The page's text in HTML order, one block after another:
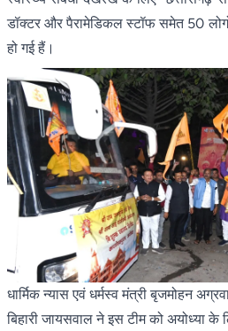
डॉक्टर और पैरामेडिकल स्टॉफ समेत 50
हो गई हैं।
धार्मिक न्यास एवं धर्मस्व मंत्री बृजमोहन
बिहारी जायसवाल ने इस टीम को अयोध्या